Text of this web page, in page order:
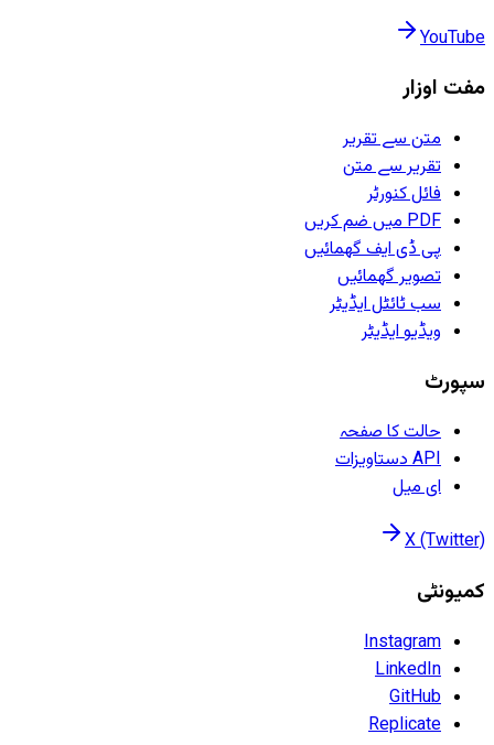
YouTube
مفت اوزار
متن سے تقریر
تقریر سے متن
فائل کنورٹر
PDF میں ضم کریں
پی ڈی ایف گھمائیں
تصویر گھمائیں
سب ٹائٹل ایڈیٹر
ویڈیو ایڈیٹر
سپورٹ
حالت کا صفحہ
API دستاویزات
ای میل
X (Twitter)
کمیونٹی
Instagram
LinkedIn
GitHub
Replicate